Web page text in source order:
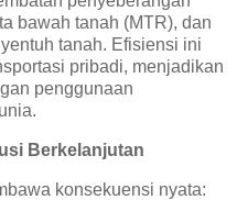
bawah tanah (MTR), dan
tanah. Efisiensi ini
pribadi, menjadikan
penggunaan
Berkelanjutan
konsekuensi nyata: